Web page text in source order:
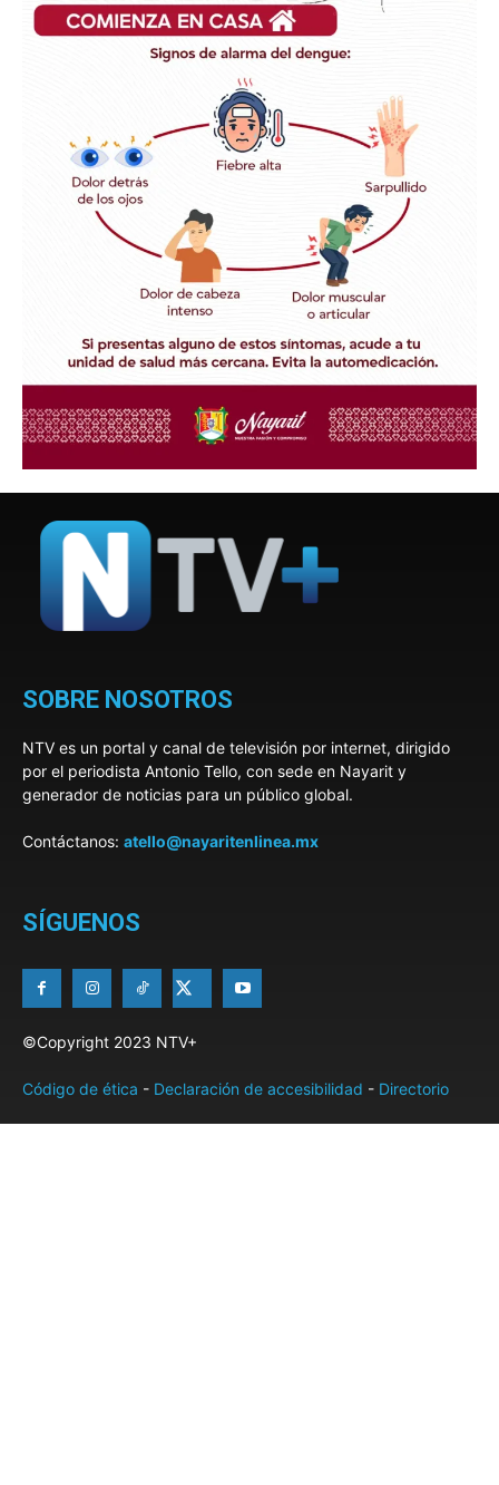
SOBRE NOSOTROS
NTV es un portal y canal de televisión por internet, dirigido
por el periodista Antonio Tello, con sede en Nayarit y
generador de noticias para un público global.
Contáctanos: atello@nayaritenlinea.mx
SÍGUENOS
©Copyright 2023 NTV+
Código de ética - Declaración de accesibilidad - Directorio